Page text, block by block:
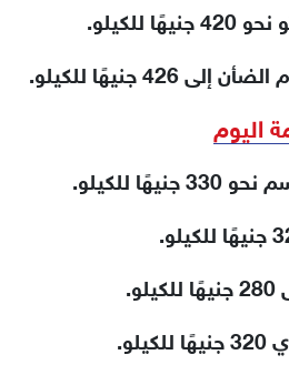
جنيهًا للكيلو.
اليوم
للكيلو.